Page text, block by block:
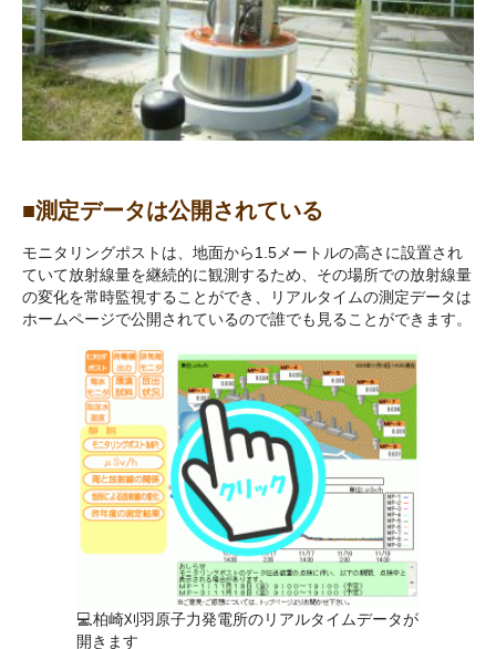
■測定データは公開されている
モニタリングポストは、地面から1.5メートルの高さに設置され
ていて放射線量を継続的に観測するため、その場所での放射線量
の変化を常時監視することができ、リアルタイムの測定データは
ホームページで公開されているので誰でも見ることができます。
💻柏崎刈羽原子力発電所のリアルタイムデータが
開きます